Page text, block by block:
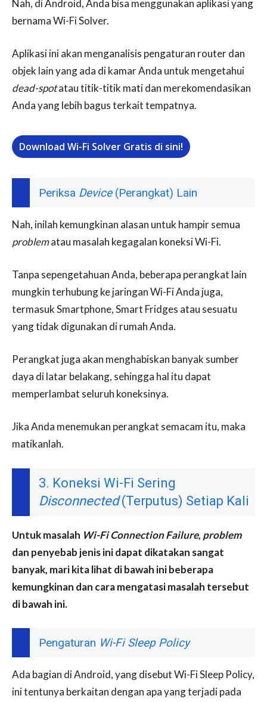
Nah, di Android, Anda bisa menggunakan aplikasi yang
bernama Wi-Fi Solver.
Aplikasi ini akan menganalisis pengaturan router dan
objek lain yang ada di kamar Anda untuk mengetahui
dead-spotatau titik-titik mati dan merekomendasikan
Anda yang lebih bagus terkait tempatnya.
Download Wi-Fi Solver Gratis di sini!
Periksa Device(Perangkat) Lain
Nah, inilah kemungkinan alasan untuk hampir semua
problematau masalah kegagalan koneksi Wi-Fi.
Tanpa sepengetahuan Anda, beberapa perangkat lain
mungkin terhubung ke jaringan Wi-Fi Anda juga,
termasuk Smartphone, Smart Fridges atau sesuatu
yang tidak digunakan di rumah Anda.
Perangkat juga akan menghabiskan banyak sumber
daya di latar belakang, sehingga hal itu dapat
memperlambat seluruh koneksinya.
Jika Anda menemukan perangkat semacam itu, maka
matikanlah.
3. Koneksi Wi-Fi Sering
Disconnected(Terputus) Setiap Kali
Untuk masalah Wi-Fi Connection Failure, problem
dan penyebab jenis ini dapat dikatakan sangat
banyak, mari kita lihat di bawah ini beberapa
kemungkinan dan cara mengatasi masalah tersebut
di bawah ini.
Pengaturan Wi-Fi Sleep Policy
Ada bagian di Android, yang disebut Wi-Fi Sleep Policy,
ini tentunya berkaitan dengan apa yang terjadi pada